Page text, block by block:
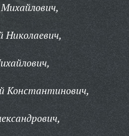
Николаевич,
Константинович,